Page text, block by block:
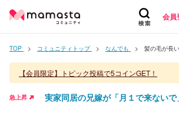
会員
TOP コミュニティトップ なんでも 髪の毛が長
【会員限定】トピック投稿で5コインGET！
急上昇 実家同居の兄嫁が「月１で来ないで